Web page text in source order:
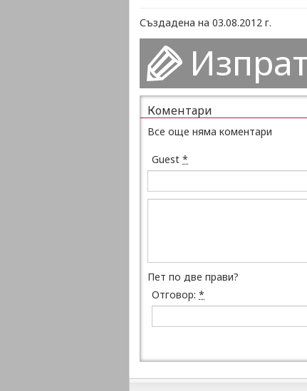
Създадена на 03.08.2012 г.
Коментари
Все още няма коментари
Guest *
Пет по две прави?
Отговор: *